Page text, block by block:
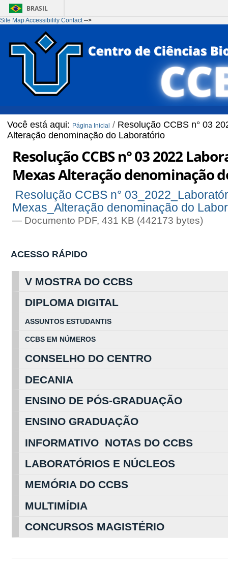
BRASIL
Ir para o conteúdo
Site MapAccessibility Contact-->
Você está aqui: Página Inicial / Resolução CCBS n° 03
Alteração denominação do Laboratório
Resolução CCBS n° 03 2022
Mexas Alteração denominação
Resolução CCBS n°
Mexas_Alteração denominação do
— Documento PDF, 431 KB (442173 bytes)
ACESSO RÁPIDO
V MOSTRA DO CCBS
DIPLOMA DIGITAL
ASSUNTOS ESTUDANTIS
CCBS EM NÚMEROS
CONSELHO DO CENTRO
DECANIA
ENSINO DE PÓS-GRADUAÇÃO
ENSINO GRADUAÇÃO
INFORMATIVO NOTAS DO CCBS
LABORATÓRIOS E NÚCLEOS
MEMÓRIA DO CCBS
MULTIMÍDIA
CONCURSOS MAGISTÉRIO